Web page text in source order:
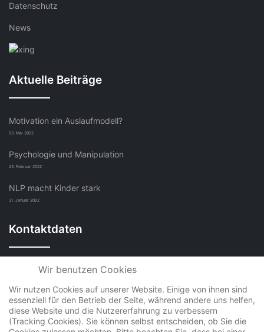
Datenschutz
News
Aktuelle Beiträge
Motivation ein Auslaufmodell?
03. Mai 2022
Psychologie und Manipulation
23. Februar 2022
NLP macht Kinder stark
31. Januar 2022
Kontaktdaten
COM-INSTITUT Sabine Hengst
Mühlweg 13, 01662 Meißen
+49 (0)3521 4070431
Wir benutzen Cookies
Wir nutzen Cookies auf unserer Website. Einige von ihnen sind
essenziell für den Betrieb der Seite, während andere uns helfen,
diese Website und die Nutzererfahrung zu verbessern
(Tracking Cookies). Sie können selbst entscheiden, ob Sie die